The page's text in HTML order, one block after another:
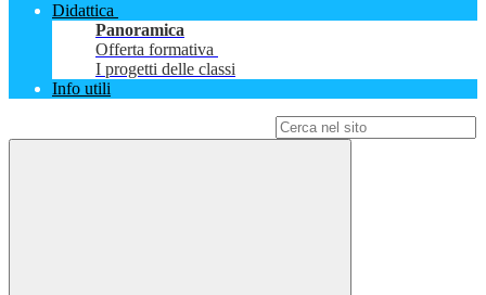
Didattica
Panoramica
Offerta formativa
I progetti delle classi
Info utili